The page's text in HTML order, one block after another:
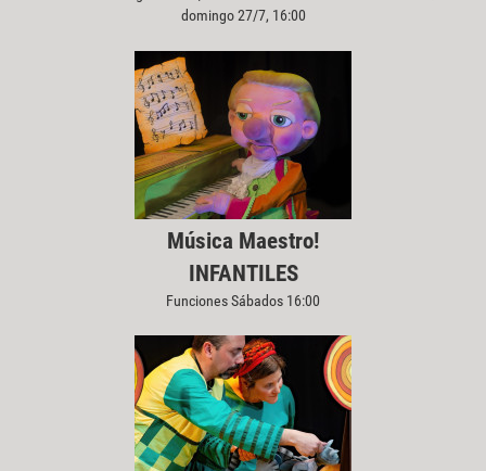
domingo 27/7, 16:00
Música Maestro!
INFANTILES
Funciones Sábados 16:00